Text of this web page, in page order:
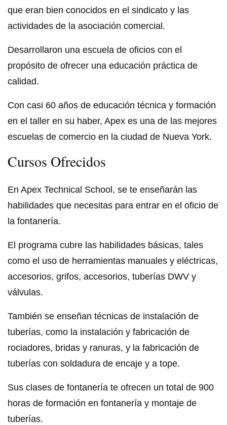
que eran bien conocidos en el sindicato y las
actividades de la asociación comercial.
Desarrollaron una escuela de oficios con el
propósito de ofrecer una educación práctica de
calidad.
Con casi 60 años de educación técnica y formación
en el taller en su haber, Apex es una de las mejores
escuelas de comercio en la ciudad de Nueva York.
Cursos Ofrecidos
En Apex Technical School, se te enseñarán las
habilidades que necesitas para entrar en el oficio de
la fontanería.
El programa cubre las habilidades básicas, tales
como el uso de herramientas manuales y eléctricas,
accesorios, grifos, accesorios, tuberías DWV y
válvulas.
También se enseñan técnicas de instalación de
tuberías, como la instalación y fabricación de
rociadores, bridas y ranuras, y la fabricación de
tuberías con soldadura de encaje y a tope.
Sus clases de fontanería te ofrecen un total de 900
horas de formación en fontanería y montaje de
tuberías.